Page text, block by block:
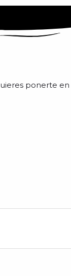
ponerte